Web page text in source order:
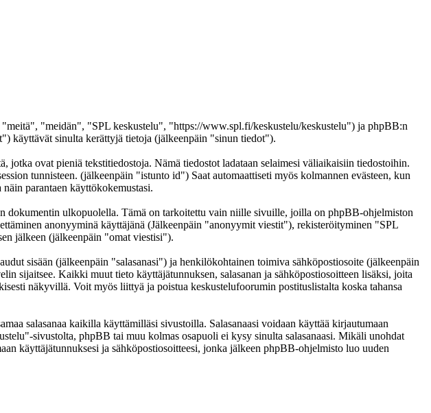
"meidän", "SPL keskustelu", "https://www.spl.fi/keskustelu/keskustelu") ja phpBB:n
sinulta kerättyjä tietoja (jälkeenpäin "sinun tiedot").
ovat pieniä tekstitiedostoja. Nämä tiedostot ladataan selaimesi väliaikaisiin tiedostoihin.
tunnisteen. (jälkeenpäin "istunto id") Saat automaattiseti myös kolmannen evästeen, kun
parantaen käyttökokemustasi.
dokumentin ulkopuolella. Tämä on tarkoitettu vain niille sivuille, joilla on phpBB-ohjelmiston
anonyyminä käyttäjänä (Jälkeenpäin "anonyymit viestit"), rekisteröityminen "SPL
jälkeen (jälkeenpäin "omat viestisi").
sisään (jälkeenpäin "salasanasi") ja henkilökohtainen toimiva sähköpostiosoite (jälkeenpäin
sijaitsee. Kaikki muut tieto käyttäjätunnuksen, salasanan ja sähköpostiosoitteen lisäksi, joita
näkyvillä. Voit myös liittyä ja poistua keskustelufoorumin postituslistalta koska tahansa
salasanaa kaikilla käyttämilläsi sivustoilla. Salasanaasi voidaan käyttää kirjautumaan
sivustolta, phpBB tai muu kolmas osapuoli ei kysy sinulta salasanaasi. Mikäli unohdat
käyttäjätunnuksesi ja sähköpostiosoitteesi, jonka jälkeen phpBB-ohjelmisto luo uuden